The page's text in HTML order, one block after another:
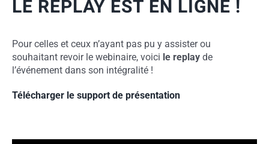
LE REPLAY EST EN LIGNE !
Pour celles et ceux n’ayant pas pu y assister ou
souhaitant revoir le webinaire, voici le replayde
l’événement dans son intégralité !
Télécharger le support de présentation